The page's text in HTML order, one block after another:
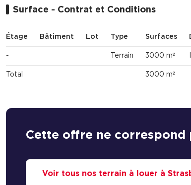
Surface - Contrat et Conditions
Étage Bâtiment Lot Type Surfaces
- Terrain 3000 m²
Total 3000 m²
Cette offre ne correspond
Voir tous nos terrain à louer à